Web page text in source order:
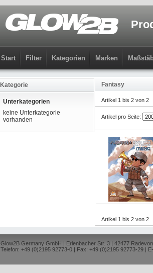
Start Filter Kategorien Marken
Kategorie
Unterkategorien
keine Unterkategorie
vorhanden
Fantasy
Artikel 1 bis 2 von 2
Artikel pro Seite:
Artikel 1 bis 2 von 2
Glow2B Germany GmbH | Erlenbacher Str. 3 | 42477
Telefon: +49 (0)2195 92773-0 | Fax: +49 (0)2195 92773-29 |